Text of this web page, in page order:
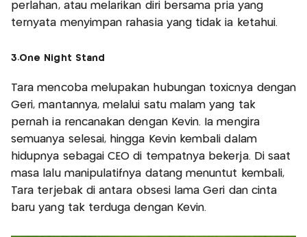
perlahan, atau melarikan diri bersama pria yang
ternyata menyimpan rahasia yang tidak ia ketahui.
3.One Night Stand
Tara mencoba melupakan hubungan toxicnya dengan
Geri, mantannya, melalui satu malam yang tak
pernah ia rencanakan dengan Kevin. Ia mengira
semuanya selesai, hingga Kevin kembali dalam
hidupnya sebagai CEO di tempatnya bekerja. Di saat
masa lalu manipulatifnya datang menuntut kembali,
Tara terjebak di antara obsesi lama Geri dan cinta
baru yang tak terduga dengan Kevin.